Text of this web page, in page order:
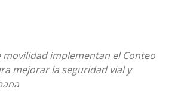
implementan el Conteo
mejorar la seguridad vial y